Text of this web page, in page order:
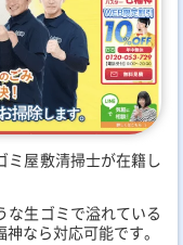
ミ屋敷清掃士が在籍し
な生ゴミで溢れている
なら対応可能です。